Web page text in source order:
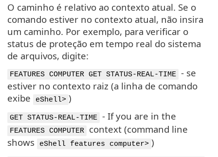
O caminho é relativo ao contexto atual. Se o
comando estiver no contexto atual, não insira
um caminho. Por exemplo, para verificar o
status de proteção em tempo real do sistema
de arquivos, digite:
FEATURES COMPUTER GET STATUS-REAL-TIME
- se
estiver no contexto raiz (a linha de comando
exibe
eShell> )
GET STATUS-REAL-TIME - If you are in the
FEATURES COMPUTER
context (command line
shows
eShell features computer> )